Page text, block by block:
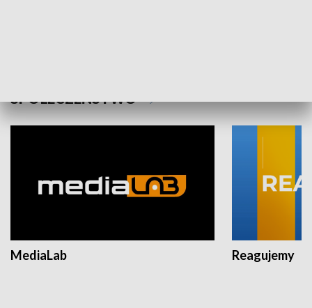
SPOŁECZEŃSTWO
MediaLab Reagujemy